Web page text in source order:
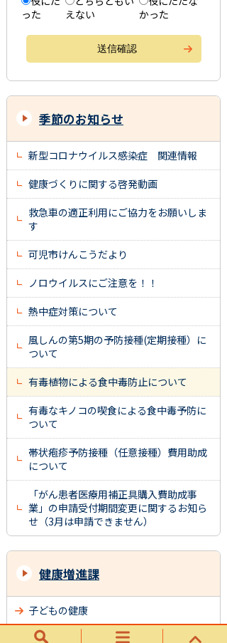
った
えない
かった
季節のお知らせ
新型コロナウイルス感染症 関連情報
健康づくりに関する啓発動画
救急車の適正利用にご協力をお願いしま
す
可児市けんこうだより
ノロウイルスにご注意を！！
熱中症対策について
風しんの第5期の予防接種(定期接種）に
ついて
有毒植物による食中毒防止について
有毒なキノコの喫食による食中毒予防に
ついて
帯状疱疹予防接種（任意接種）費用助成
について
「がん患者医療用補正具購入費助成事
業」の申請受付期間変更に関するお知ら
せ（3月は申請できません）
健康増進課
子どもの健康
様式ダウンロード